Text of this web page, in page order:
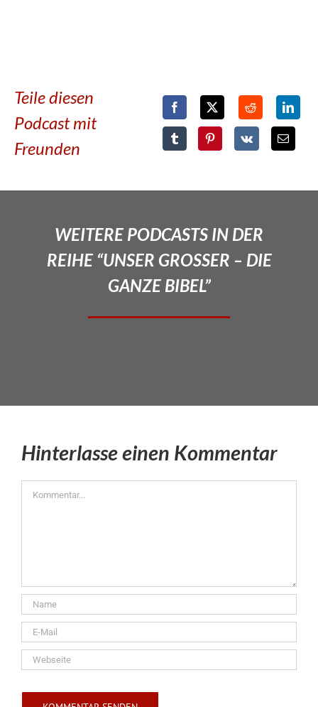
Teile diesen
Podcast mit
Freunden
WEITERE PODCASTS IN DER
REIHE “UNSER GROSSER – DIE
GANZE BIBEL”
Hinterlasse einen Kommentar